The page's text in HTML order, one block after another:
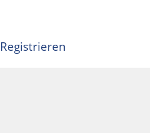
Registrieren